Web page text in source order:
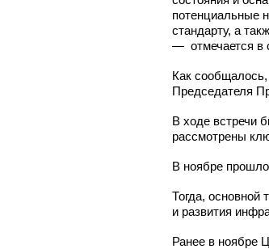
потенциальные
стандарту, а
— отмечается в
Как
Председателя
В ходе встречи
рассмотрены
В ноябре
Тогда, основной
и развития
Ранее в ноябре